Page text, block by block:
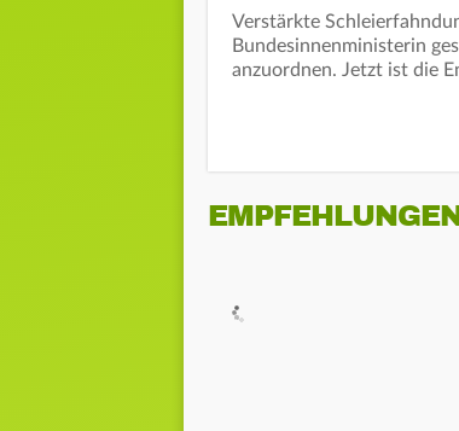
Verstärkte
Bundesinnenministerin
anzuordnen. Jetzt ist die